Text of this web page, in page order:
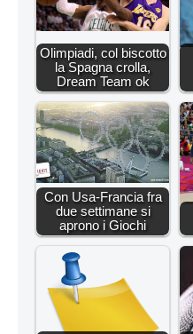
Olimpiadi, col biscotto
la Spagna crolla,
Dream Team ok
Con Usa-Francia fra
due settimane si
aprono i Giochi